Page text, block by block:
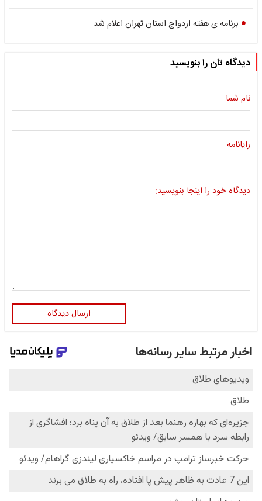
برنامه ی هفته ازدواج استان تهران اعلام شد
دیدگاه تان را بنویسید
نام شما
رایانامه
دیدگاه خود را اینجا بنویسید:
ارسال دیدگاه